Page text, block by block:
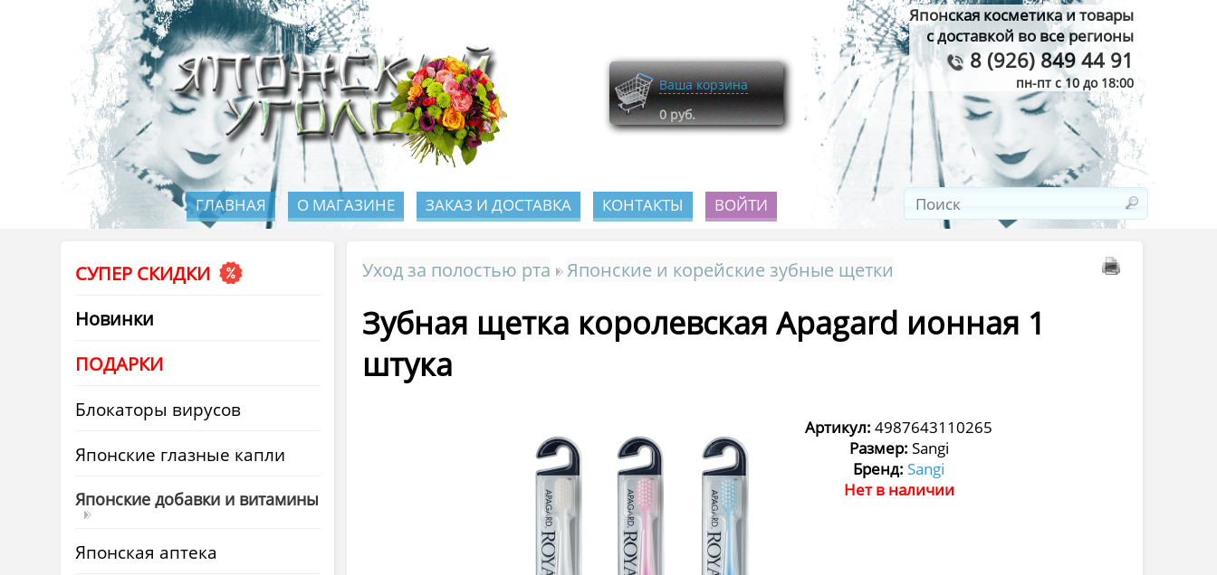
Японская косметика и товары
с доставкой во все регионы
8 (926) 849 44 91
пн-пт с 10 до 18:00
Ваша корзина
0 руб.
ГЛАВНАЯ О МАГАЗИНЕ ЗАКАЗ И ДОСТАВКА КОНТАКТЫ ВОЙТИ
СУПЕР СКИДКИ
Новинки
ПОДАРКИ
Блокаторы вирусов
Японские глазные капли
Японские добавки и витамины
Японская аптека
Уход за полостью рта Японские и корейские зубные щетки
Зубная щетка королевская Apagard ионная 1
штука
Артикул: 4987643110265
Размер: Sangi
Бренд: Sangi
Нет в наличии